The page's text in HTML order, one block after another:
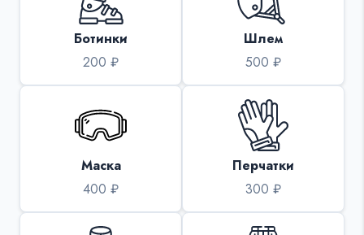
Ботинки
200 ₽
Шлем
500 ₽
Маска
400 ₽
Перчатки
300 ₽